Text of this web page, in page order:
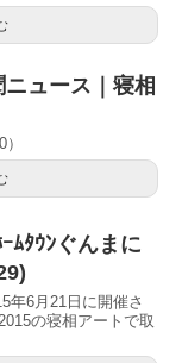
ュース｜寝相
ﾑﾀｳﾝぐんまに
年6月21日に開催さ
の寝相アートで取